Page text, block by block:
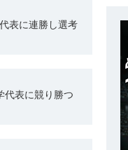
表に連勝し選考
代表に競り勝つ